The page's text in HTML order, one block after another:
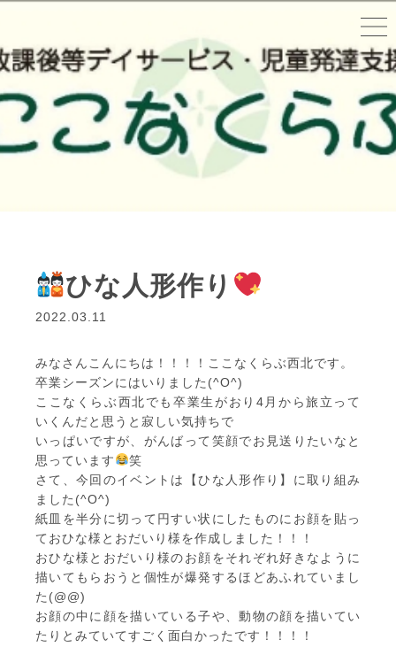
ひな人形作り
2022.03.11
みなさんこんにちは！！！！ここなくらぶ西北です。
卒業シーズンにはいりました(^O^)
ここなくらぶ西北でも卒業生がおり4月から旅立って
いくんだと思うと寂しい気持ちで
いっぱいですが、がんばって笑顔でお見送りたいなと
思っています
笑
さて、今回のイベントは【ひな人形作り】に取り組み
ました(^O^)
紙皿を半分に切って円すい状にしたものにお顔を貼っ
ておひな様とおだいり様を作成しました！！！
おひな様とおだいり様のお顔をそれぞれ好きなように
描いてもらおうと個性が爆発するほどあふれていまし
た(@@)
お顔の中に顔を描いている子や、動物の顔を描いてい
たりとみていてすごく面白かったです！！！！